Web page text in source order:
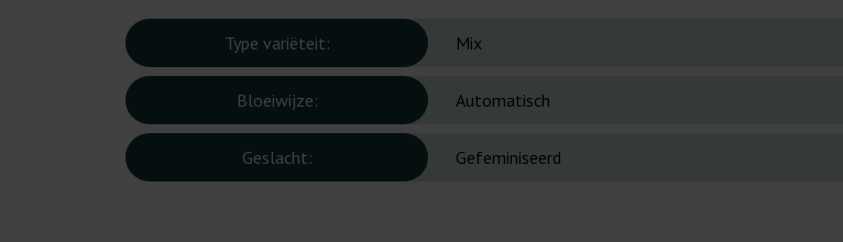
Type variëteit: Mix
Bloeiwijze: Automatisch
Geslacht: Gefeminiseerd